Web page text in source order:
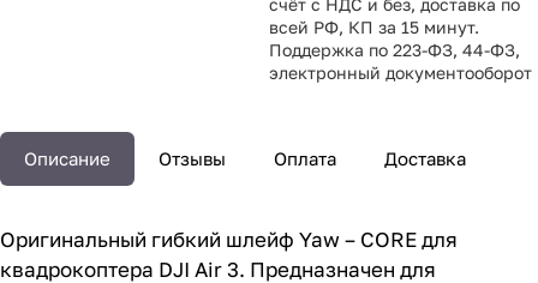
счёт с НДС и без, доставка по
всей РФ, КП за 15 минут.
Поддержка по 223-ФЗ, 44-ФЗ,
электронный документооборот
Описание Отзывы Оплата Доставка
Оригинальный гибкий шлейф Yaw – CORE для
квадрокоптера DJI Air 3. Предназначен для